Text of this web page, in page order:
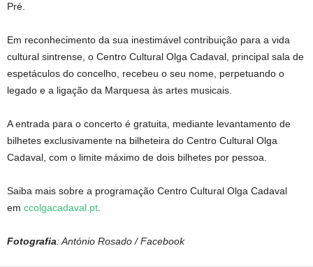
Pré.
Em reconhecimento da sua inestimável contribuição para a vida
cultural sintrense, o Centro Cultural Olga Cadaval, principal sala de
espetáculos do concelho, recebeu o seu nome, perpetuando o
legado e a ligação da Marquesa às artes musicais.
A entrada para o concerto é gratuita, mediante levantamento de
bilhetes exclusivamente na bilheteira do Centro Cultural Olga
Cadaval, com o limite máximo de dois bilhetes por pessoa.
Saiba mais sobre a programação Centro Cultural Olga Cadaval
em ccolgacadaval.pt
Fotografia: António Rosado / Facebook